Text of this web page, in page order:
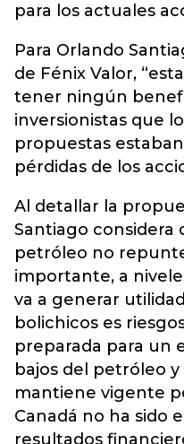
para los actuales
Para Orlando
de Fénix Valor,
tener ningún
inversionistas que
propuestas
pérdidas de los
Al detallar la
Santiago considera
petróleo no
importante, a
va a generar
bolichicos es
preparada para un
bajos del petróleo y
mantiene vigente
Canadá no ha sido
resultados